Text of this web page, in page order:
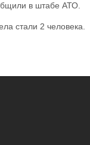
в штабе АТО.
стали 2 человека.